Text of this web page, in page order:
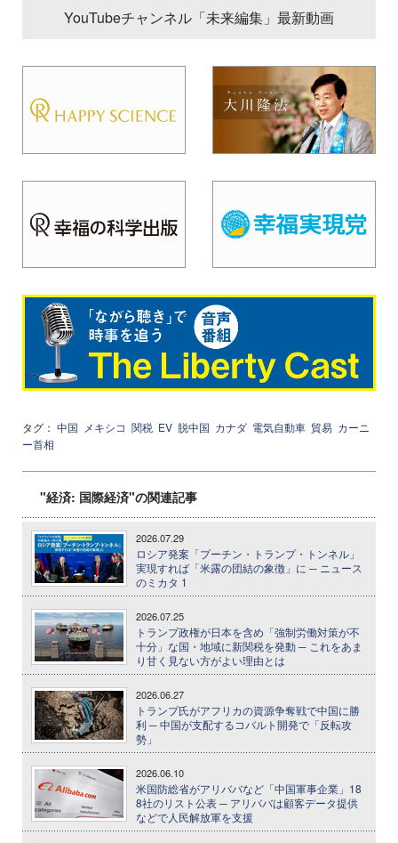
YouTubeチャンネル「未来編集」最新動画
タグ： 中国 メキシコ 関税 EV 脱中国 カナダ 電気自動車 貿易 カーニ
ー首相
"経済: 国際経済"の関連記事
2026.07.29
ロシア発案「プーチン・トランプ・トンネル」
実現すれば「米露の団結の象徴」に ─ ニュース
のミカタ 1
2026.07.25
トランプ政権が日本を含め「強制労働対策が不
十分」な国・地域に新関税を発動 ─ これをあま
り甘く見ない方がよい理由とは
2026.06.27
トランプ氏がアフリカの資源争奪戦で中国に勝
利 ─ 中国が支配するコバルト開発で「反転攻
勢」
2026.06.10
米国防総省がアリババなど「中国軍事企業」18
8社のリスト公表 ─ アリババは顧客データ提供
などで人民解放軍を支援